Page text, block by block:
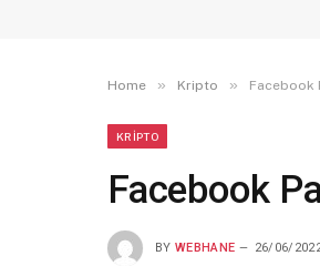
Home » Kripto » Facebook
KRIPTO
Facebook
BY WEBHANE 26/06/